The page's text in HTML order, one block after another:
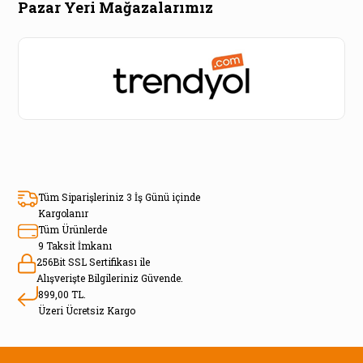
Pazar Yeri Mağazalarımız
Tüm Siparişleriniz 3 İş Günü içinde
Kargolanır
Tüm Ürünlerde
9 Taksit İmkanı
256Bit SSL Sertifikası ile
Alışverişte Bilgileriniz Güvende.
899,00 TL.
Üzeri Ücretsiz Kargo